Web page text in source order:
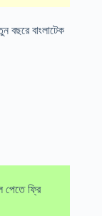
বছরে বাংলাটেক
পেতে ফ্রি